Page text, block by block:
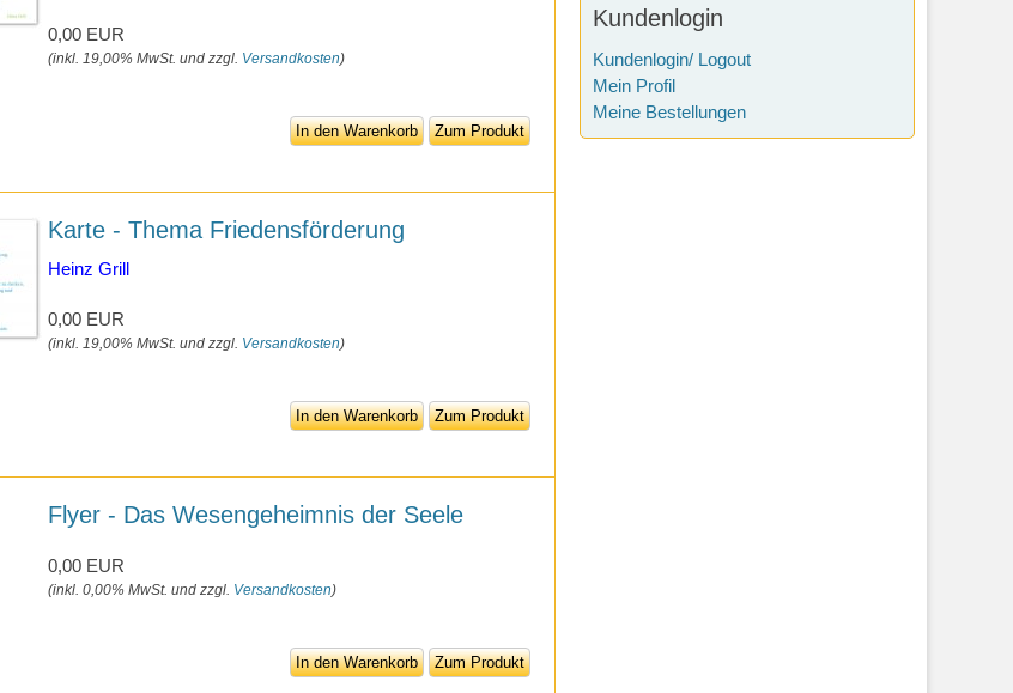
0,00 EUR
(inkl. 19,00% MwSt. und zzgl. Versandkosten)
In den Warenkorb Zum Produkt
Karte - Thema Friedensförderung
Heinz Grill
0,00 EUR
(inkl. 19,00% MwSt. und zzgl. Versandkosten)
In den Warenkorb Zum Produkt
Flyer - Das Wesengeheimnis der Seele
0,00 EUR
(inkl. 0,00% MwSt. und zzgl. Versandkosten)
In den Warenkorb Zum Produkt
Kundenlogin
Kundenlogin/ Logout
Mein Profil
Meine Bestellungen